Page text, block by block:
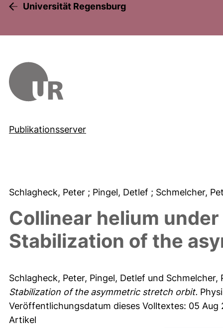
Universität Regensburg
Publikationsserver
Schlagheck, Peter ; Pingel, Detlef ; Schmelcher,
Collinear helium
Stabilization of the
Schlagheck, Peter, Pingel, Detlef und Schmelcher,
Stabilization of the asymmetric stretch orbit.
Veröffentlichungsdatum dieses Volltextes: 05 Aug
Artikel